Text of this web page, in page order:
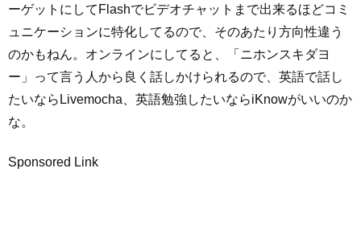
ーゲットにしてFlashでビデオチャットまで出来るほどコミ
ュニケーションに特化してるので、そのあたり方向性違う
のかもねん。オンラインにしてると、「ニホンスキダヨ
ー」って言う人から良く話しかけられるので、英語で話し
たいならLivemocha、英語勉強したいならiKnowがいいのか
な。
Sponsored Link